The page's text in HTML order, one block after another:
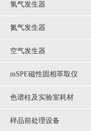
氢气发生器
氮气发生器
空气发生器
mSPE磁性固相萃取仪
色谱柱及实验室耗材
样品前处理设备